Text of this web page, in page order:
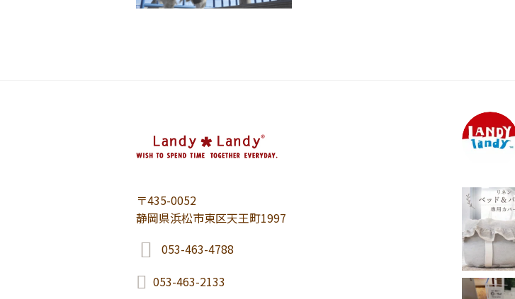
〒435-0052
静岡県浜松市東区天王町1997
053-463-4788
053-463-2133